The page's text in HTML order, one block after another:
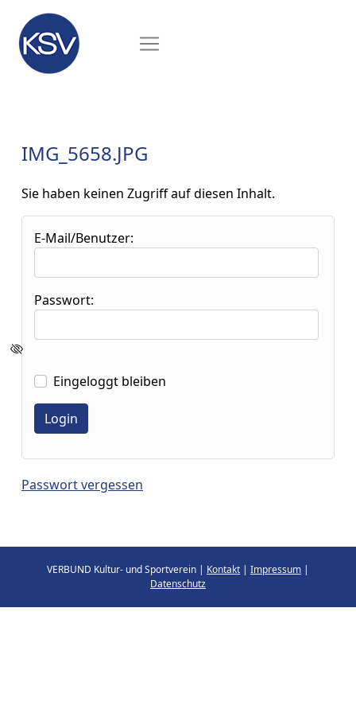
IMG_5658.JPG
Sie haben keinen Zugriff auf diesen Inhalt.
E-Mail/Benutzer:
Passwort:
Eingeloggt bleiben
Passwort vergessen
VERBUND Kultur- und Sportverein | Kontakt | Impressum |
Datenschutz